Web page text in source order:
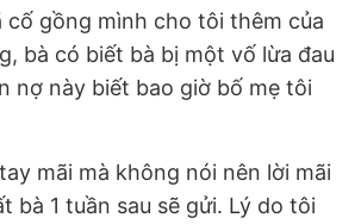
cố gồng mình cho tôi thêm của
bà có biết bà bị một vố lừa đau
nợ này biết bao giờ bố mẹ tôi
mãi mà không nói nên lời mãi
bà 1 tuần sau sẽ gửi. Lý do tôi